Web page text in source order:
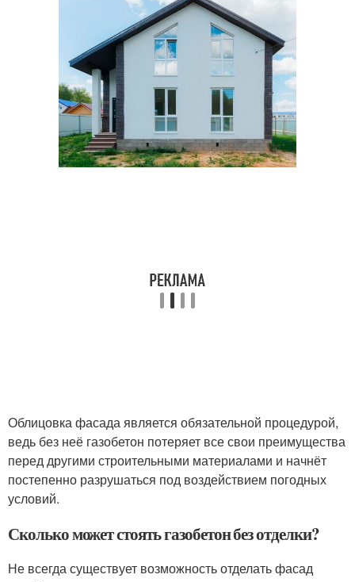
Облицовка фасада является обязательной процедурой,
ведь без неё газобетон потеряет все свои преимущества
перед другими строительными материалами и начнёт
постепенно разрушаться под воздействием погодных
условий.
Сколько может стоять газобетон без отделки?
Не всегда существует возможность отделать фасад